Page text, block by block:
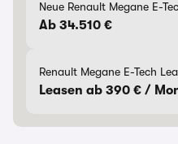
Neue Renault Megane E-
Ab 34.510 €
Renault Megane E-Tech
Leasen ab 390 € /